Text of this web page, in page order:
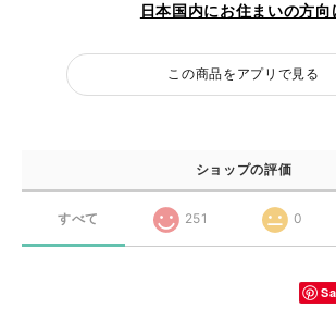
日本国内にお住まいの方向
この商品をアプリで見る
ショップの評価
すべて 251 0